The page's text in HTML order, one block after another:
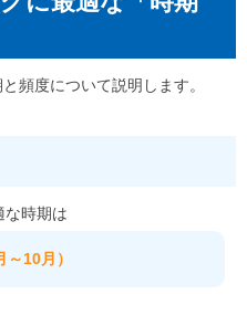
頻度について説明します。
な時期は
10月）